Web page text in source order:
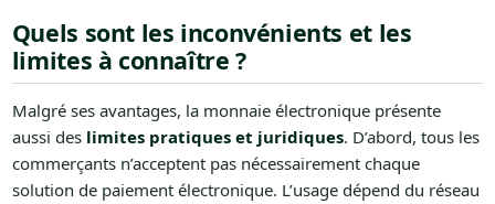
Quels sont les inconvénients et les
limites à connaître ?
Malgré ses avantages, la monnaie électronique présente
aussi des limites pratiques et juridiques. D’abord, tous les
commerçants n’acceptent pas nécessairement chaque
solution de paiement électronique. L’usage dépend du réseau